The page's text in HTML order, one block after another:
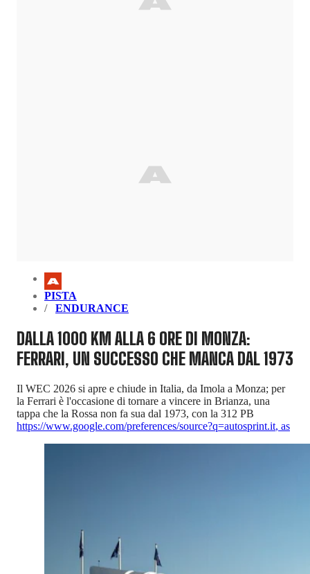
PISTA
ENDURANCE
DALLA 1000 KM ALLA 6 ORE DI MONZA:
FERRARI, UN SUCCESSO CHE MANCA DAL 1973
Il WEC 2026 si apre e chiude in Italia, da Imola a Monza; per
la Ferrari è l'occasione di tornare a vincere in Brianza, una
tappa che la Rossa non fa sua dal 1973, con la 312 PB
https://www.google.com/preferences/source?q=autosprint.it, as